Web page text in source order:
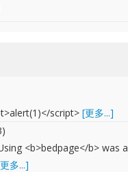
script>[更多...]
<b>bedpage</b> was a
多...]